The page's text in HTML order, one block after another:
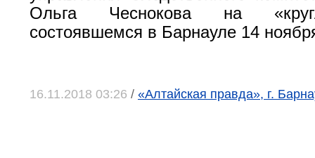
Ольга Чеснокова на
состоявшемся в Барнауле 14
16.11.2018 03:26 / «Алтайская правда», г.